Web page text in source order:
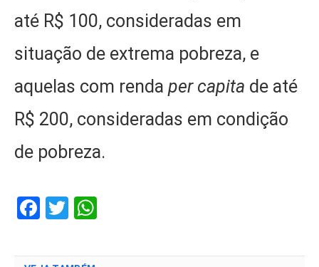
até R$ 100, consideradas em
situação de extrema pobreza, e
aquelas com renda per capita de até
R$ 200, consideradas em condição
de pobreza.
Facebook
Twitter